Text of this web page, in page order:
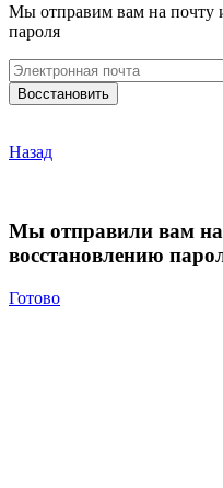
Мы отправим вам на почту
пароля
Назад
Мы отправили вам
восстановлению
Готово